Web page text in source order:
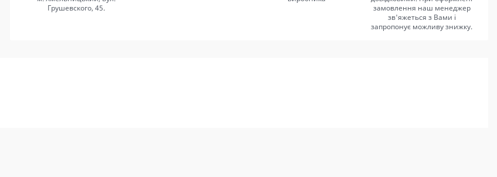
Грушевского, 45.
замовлення наш менеджер
зв'яжеться з Вами і
запропонує можливу знижку.